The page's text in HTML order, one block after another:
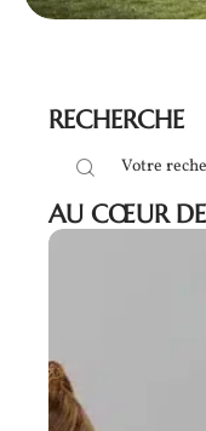
RECHERCHE
AU CŒUR DE